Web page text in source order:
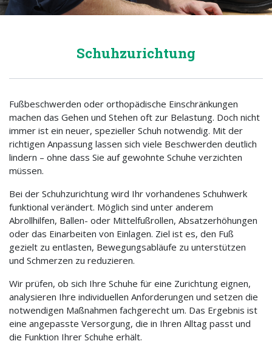
Schuhzurichtung
Fußbeschwerden oder orthopädische Einschränkungen
machen das Gehen und Stehen oft zur Belastung. Doch nicht
immer ist ein neuer, spezieller Schuh notwendig. Mit der
richtigen Anpassung lassen sich viele Beschwerden deutlich
lindern – ohne dass Sie auf gewohnte Schuhe verzichten
müssen.
Bei der Schuhzurichtung wird Ihr vorhandenes Schuhwerk
funktional verändert. Möglich sind unter anderem
Abrollhilfen, Ballen- oder Mittelfußrollen, Absatzerhöhungen
oder das Einarbeiten von Einlagen. Ziel ist es, den Fuß
gezielt zu entlasten, Bewegungsabläufe zu unterstützen
und Schmerzen zu reduzieren.
Wir prüfen, ob sich Ihre Schuhe für eine Zurichtung eignen,
analysieren Ihre individuellen Anforderungen und setzen die
notwendigen Maßnahmen fachgerecht um. Das Ergebnis ist
eine angepasste Versorgung, die in Ihren Alltag passt und
die Funktion Ihrer Schuhe erhält.